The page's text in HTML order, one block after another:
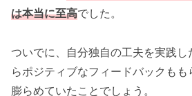
は本当に至高でした。
ついでに、自分独自の工夫を実践
らポジティブなフィードバックも
膨らめていたことでしょう。